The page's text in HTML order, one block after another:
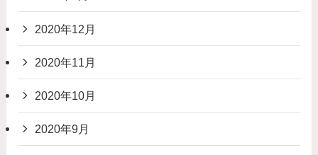
2020年12月
2020年11月
2020年10月
2020年9月